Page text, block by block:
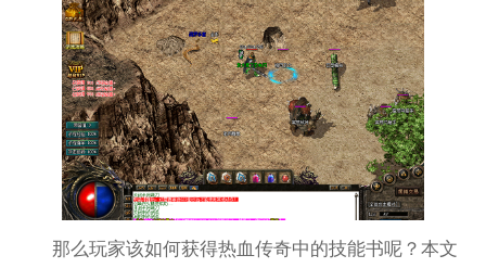
那么玩家该如何获得热血传奇中的技能书呢？本文